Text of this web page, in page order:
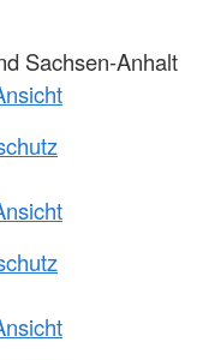
Sachsen-Anhalt